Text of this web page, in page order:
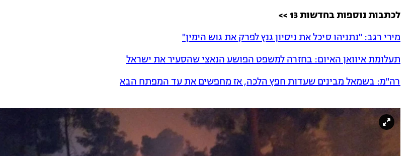
לכתבות נוספות בחדשות 13 >>
מירי רגב: "נתניהו סיכל את ניסיון גנץ לפרק את גוש הימין"
תעלומת איוואן האיום: בחזרה למשפט הפושע הנאצי שהסעיר את ישראל
רה"מ: בשמאל מבינים שעדות חפץ הלכה, אז מחפשים את עד המפתח הבא